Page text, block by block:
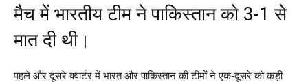
मैच में भारतीय टीम ने पाकिस्तान को 3-1 से
मात दी थी।
पहले और दूसरे क्वार्टर में भारत और पाकिस्तान की टीमों ने एक-दूसरे को कड़ी